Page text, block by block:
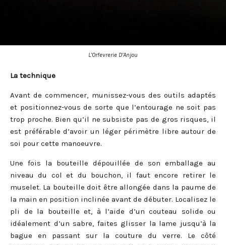
L’Orfevrerie D’Anjou
La technique
Avant de commencer, munissez-vous des outils adaptés
et positionnez-vous de sorte que l’entourage ne soit pas
trop proche. Bien qu’il ne subsiste pas de gros risques, il
est préférable d’avoir un léger périmètre libre autour de
soi pour cette manoeuvre.
Une fois la bouteille dépouillée de son emballage au
niveau du col et du bouchon, il faut encore retirer le
muselet. La bouteille doit être allongée dans la paume de
la main en position inclinée avant de débuter. Localisez le
pli de la bouteille et, à l’aide d’un couteau solide ou
idéalement d’un sabre, faites glisser la lame jusqu’à la
bague en passant sur la couture du verre. Le côté